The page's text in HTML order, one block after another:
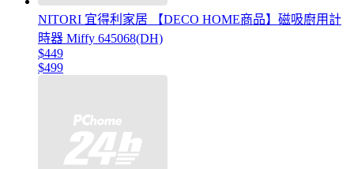
NITORI 宜得利家居 【DECO HOME商品】磁吸廚用計
時器 Miffy 645068(DH)
$449
$499